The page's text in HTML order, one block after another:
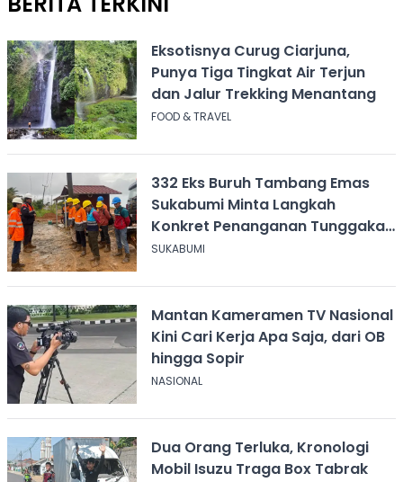
Eksotisnya Curug Ciarjuna,
Punya Tiga Tingkat Air Terjun
dan Jalur Trekking Menantang
FOOD & TRAVEL
332 Eks Buruh Tambang Emas
Sukabumi Minta Langkah
Konkret Penanganan Tunggakan
Gaji Rp8,4 Miliar
SUKABUMI
Mantan Kameramen TV Nasional
Kini Cari Kerja Apa Saja, dari OB
hingga Sopir
NASIONAL
Dua Orang Terluka, Kronologi
Mobil Isuzu Traga Box Tabrak